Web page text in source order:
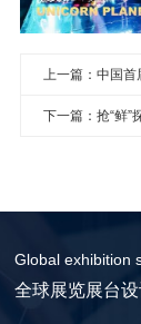
上一篇：中国
下一篇：抢“鲜”
Global exhibition
全球展览展台